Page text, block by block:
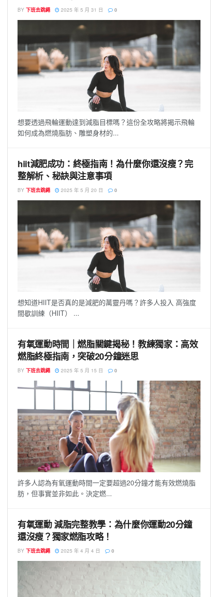
BY 下班去跳繩 2025 年 5 月 31 日 0
想要透過飛輪運動達到減脂目標嗎？這份全攻略將揭示飛輪
如何成為燃燒脂肪、雕塑身材的...
hiit減肥成功：終極指南！為什麼你還沒瘦？完
整解析、秘訣與注意事項
BY 下班去跳繩 2025 年 5 月 20 日 0
想知道HIIT是否真的是減肥的萬靈丹嗎？許多人投入 高強度
間歇訓練（HIIT） ...
有氧運動時間｜燃脂關鍵揭秘！教練獨家：高效
燃脂終極指南，突破20分鐘迷思
BY 下班去跳繩 2025 年 5 月 15 日 0
許多人認為有氧運動時間一定要超過20分鐘才能有效燃燒脂
肪，但事實並非如此。決定燃...
有氧運動 減脂完整教學：為什麼你運動20分鐘
還沒瘦？獨家燃脂攻略！
BY 下班去跳繩 2025 年 4 月 4 日 0